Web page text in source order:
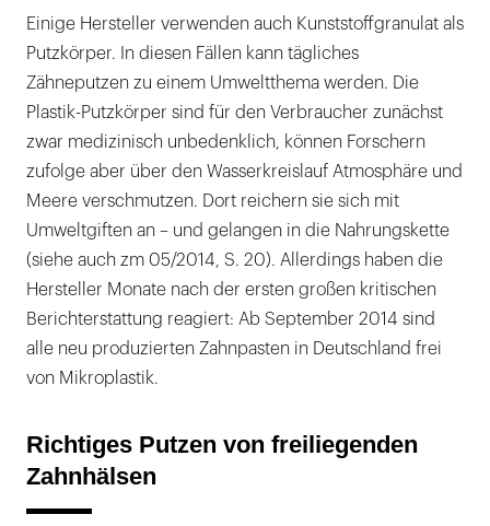
Einige Hersteller verwenden auch Kunststoffgranulat als
Putzkörper. In diesen Fällen kann tägliches
Zähneputzen zu einem Umweltthema werden. Die
Plastik-Putzkörper sind für den Verbraucher zunächst
zwar medizinisch unbedenklich, können Forschern
zufolge aber über den Wasserkreislauf Atmosphäre und
Meere verschmutzen. Dort reichern sie sich mit
Umweltgiften an – und gelangen in die Nahrungskette
(siehe auch zm 05/2014, S. 20). Allerdings haben die
Hersteller Monate nach der ersten großen kritischen
Berichterstattung reagiert: Ab September 2014 sind
alle neu produzierten Zahnpasten in Deutschland frei
von Mikroplastik.
Richtiges Putzen von freiliegenden
Zahnhälsen